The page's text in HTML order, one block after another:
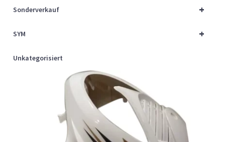
+
Sonderverkauf
+
SYM
Unkategorisiert